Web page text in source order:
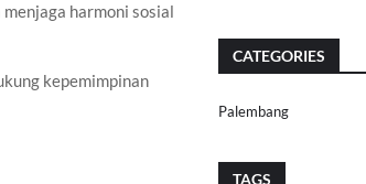
harmoni sosial
kepemimpinan
CATEGORIES
Palembang
TAGS